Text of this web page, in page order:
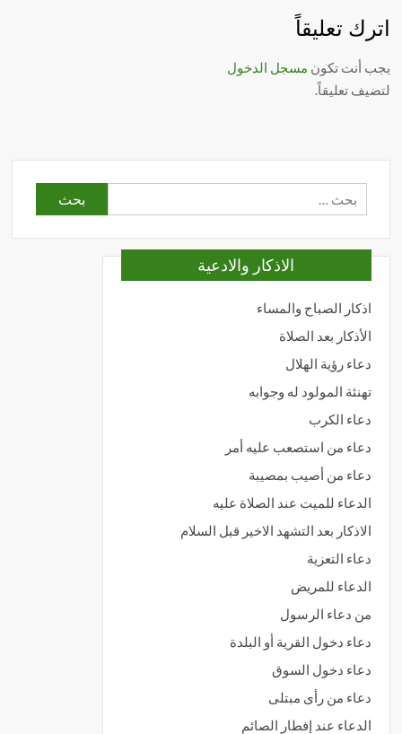
اترك تعليقاً
يجب أنت تكون مسجل الدخول
لتضيف تعليقاً.
عن:
الاذكار والادعية
اذكار الصباح والمساء
الأذكار بعد الصلاة
دعاء رؤية الهلال
تهنئة المولود له وجوابه
دعاء الكرب
دعاء من استصعب عليه أمر
دعاء من أصيب بمصيبة
الدعاء للميت عند الصلاة عليه
الاذكار بعد التشهد الاخير قبل السلام
دعاء التعزية
الدعاء للمريض
من دعاء الرسول
دعاء دخول القرية أو البلدة
دعاء دخول السوق
دعاء من رأى مبتلى
الدعاء عند إفطار الصائم